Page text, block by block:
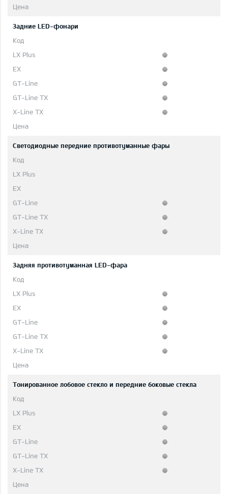
Задние LED-фонари
Светодиодные передние противотуманные фары
Задняя противотуманная LED-фара
Тонированное лобовое стекло и передние боковые стекла